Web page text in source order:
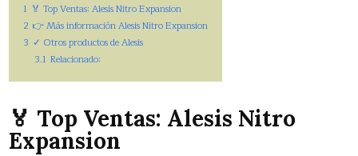
1 🏅 Top Ventas: Alesis Nitro Expansion
2 👉 Más información Alesis Nitro Expansion
3 ✓ Otros productos de Alesis
3.1 Relacionado:
🏅 Top Ventas: Alesis Nitro
Expansion